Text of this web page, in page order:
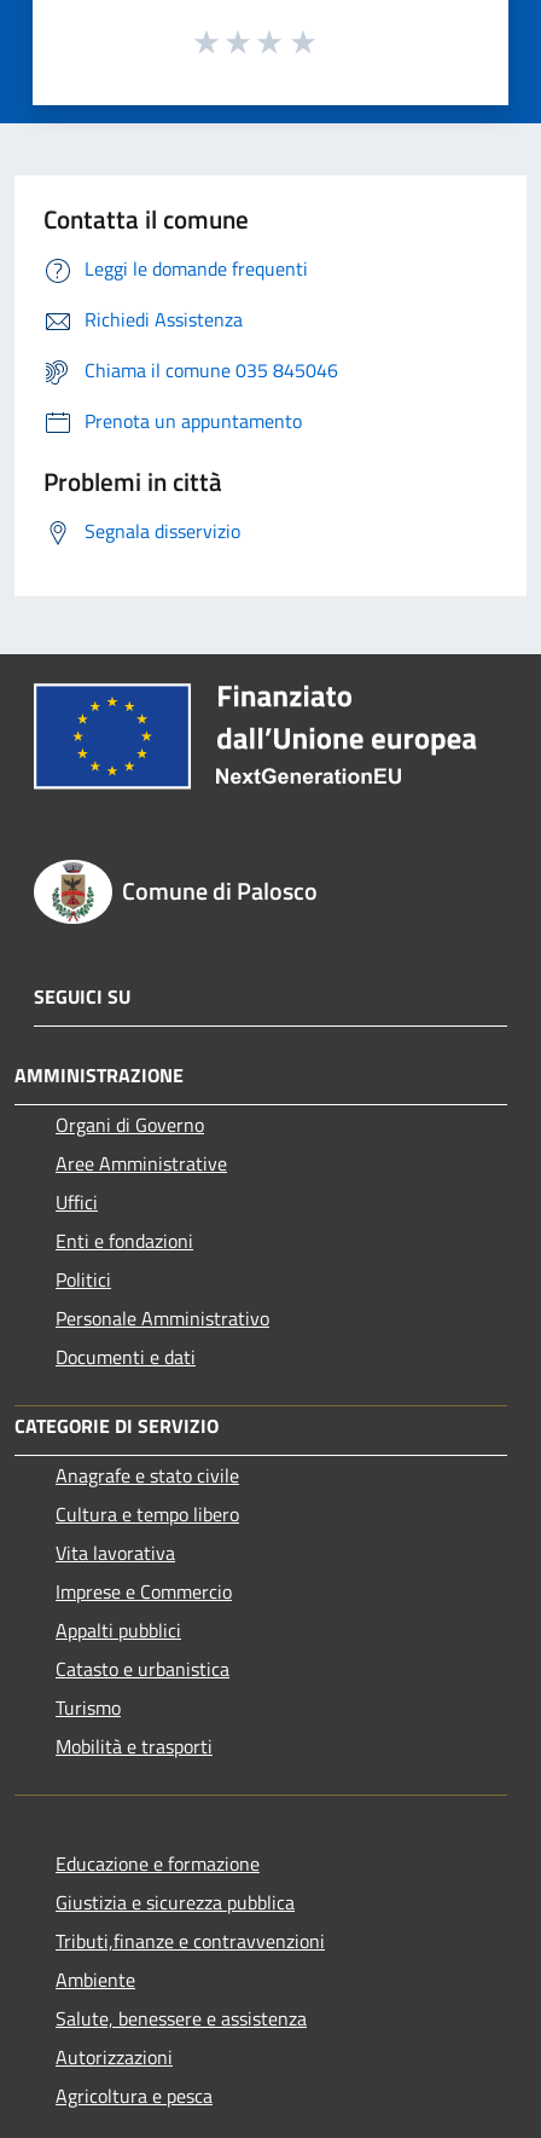
Contatta il comune
Leggi le domande frequenti
Richiedi Assistenza
Chiama il comune 035 845046
Prenota un appuntamento
Problemi in città
Segnala disservizio
Comune di Palosco
SEGUICI SU
AMMINISTRAZIONE
Organi di Governo
Aree Amministrative
Uffici
Enti e fondazioni
Politici
Personale Amministrativo
Documenti e dati
CATEGORIE DI SERVIZIO
Anagrafe e stato civile
Cultura e tempo libero
Vita lavorativa
Imprese e Commercio
Appalti pubblici
Catasto e urbanistica
Turismo
Mobilità e trasporti
Educazione e formazione
Giustizia e sicurezza pubblica
Tributi,finanze e contravvenzioni
Ambiente
Salute, benessere e assistenza
Autorizzazioni
Agricoltura e pesca